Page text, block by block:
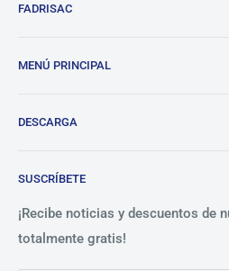
FADRISAC
MENÚ PRINCIPAL
Tienda
Beneficios
Nosotros
Contáctanos
DESCARGA
Política de Privacidad
SUSCRÍBETE
¡Recibe noticias y descuentos de
totalmente gratis!